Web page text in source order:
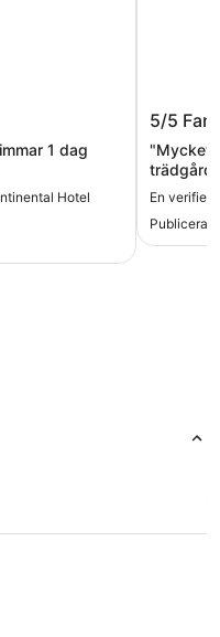
1 dag
Hotel
Hotel
5/5
"Mycket
trädgård
kaotiska
effektiv
En